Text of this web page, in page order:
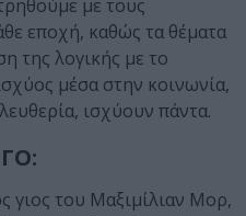
με τους
εποχή, καθώς τα θέματα
της λογικής με το
μέσα στην κοινωνία,
ισχύουν πάντα.
γιος του Μαξιμίλιαν Μορ,